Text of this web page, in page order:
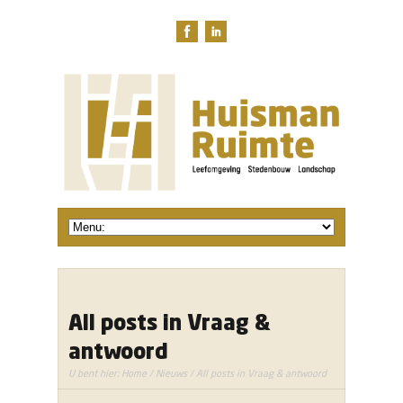
All posts in Vraag &
antwoord
U bent hier: Home / Nieuws/ All posts in Vraag & antwoord